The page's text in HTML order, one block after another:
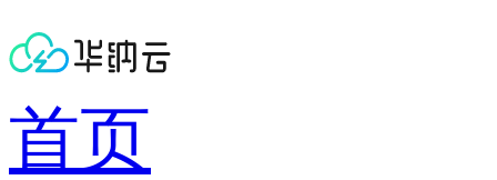
首页